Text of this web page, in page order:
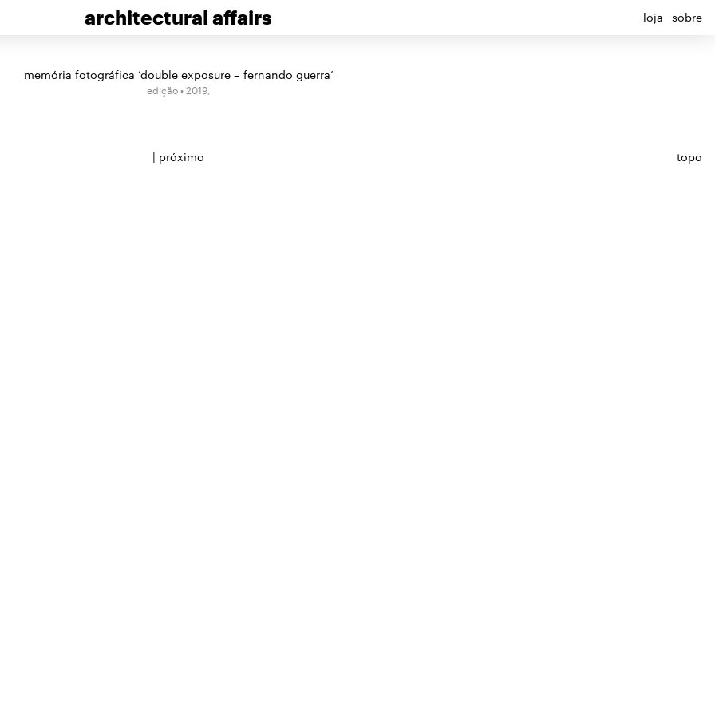
architectural affairs loja sobre
memória fotográfica ‘double exposure – fernando guerra’
edição • 2019,
| próximo topo